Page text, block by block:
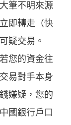
筆不明來源
即轉走（快
疑交易。
您的資金往
易對手本身
嫌疑，您的
國銀行戶口